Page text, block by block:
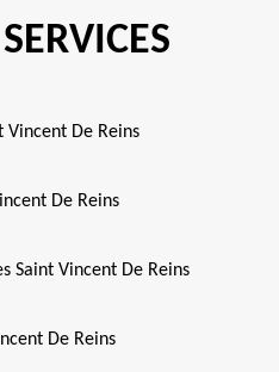
Vincent De Reins
De Reins
Saint Vincent De Reins
De Reins